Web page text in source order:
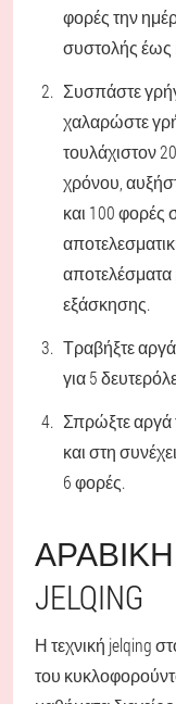
φορές την
συστολής έως
Συσπάστε
χαλαρώστε
τουλάχιστον
χρόνου,
και 100 φορές
αποτελέσματα
εξάσκησης.
Τραβήξτε
για 5
Σπρώξτε αργά
και στη
6 φορές.
ΑΡΑΒΙΚΉ
ELQING
Η τεχνική jelqing
του